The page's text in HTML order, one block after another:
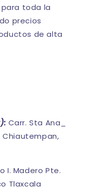
toda la
precios
de alta
Carr. Sta Ana_
Chiautempan,
I. Madero Pte.
Tlaxcala